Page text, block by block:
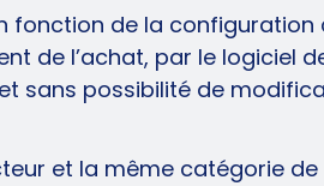
fonction de la
de l’achat, par le logiciel
possibilité de
et la même catégorie